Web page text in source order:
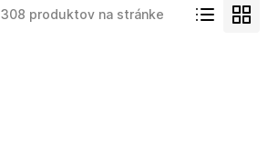
308 produktov na stránke